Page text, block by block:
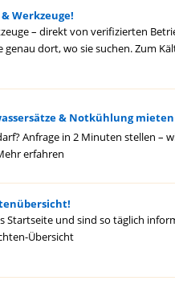
Werkzeuge!
– direkt von verifizierten
genau dort, wo sie suchen.Zum
& Notkühlung mieten
Anfrage in 2 Minuten stellen –
erfahren
Startseite und sind so täglich
Übersicht